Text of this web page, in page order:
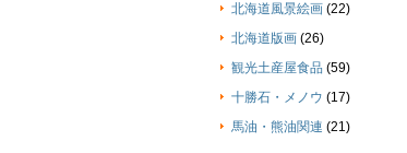
北海道風景絵画 (22)
北海道版画 (26)
観光土産屋食品 (59)
十勝石・メノウ (17)
馬油・熊油関連 (21)